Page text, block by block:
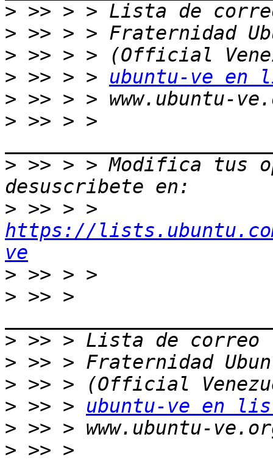
>
>
>
> >> > > ubuntu-ve en
>
> >> > >
> >> > > Modifica tus
>
https://
ve
>
> >> >
>
>
>
> >> > ubuntu-ve en
>
> >> >